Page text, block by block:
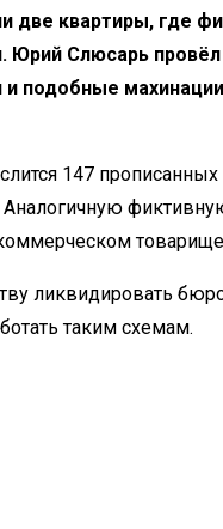
две квартиры, где
Юрий Слюсарь
подобные
147
ликвидировать
таким схемам.